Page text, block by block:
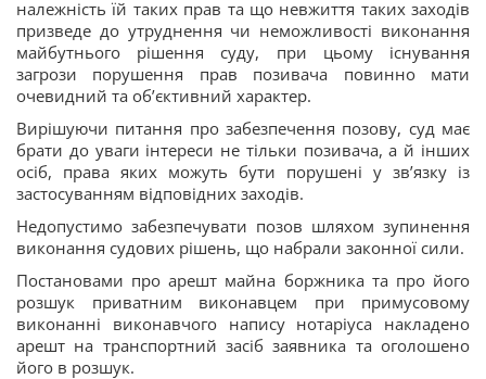
належність їй таких прав та що невжиття таких заходів
призведе до утруднення чи неможливості виконання
майбутнього рішення суду, при цьому існування
загрози порушення прав позивача повинно мати
очевидний та об’єктивний характер.
Вирішуючи питання про забезпечення позову, суд має
брати до уваги інтереси не тільки позивача, а й інших
осіб, права яких можуть бути порушені у зв’язку із
застосуванням відповідних заходів.
Недопустимо забезпечувати позов шляхом зупинення
виконання судових рішень, що набрали законної сили.
Постановами про арешт майна боржника та про його
розшук приватним виконавцем при примусовому
виконанні виконавчого напису нотаріуса накладено
арешт на транспортний засіб заявника та оголошено
його в розшук.